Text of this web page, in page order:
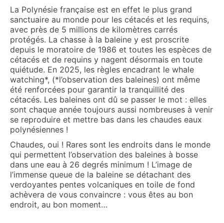
La Polynésie française est en effet le plus grand
sanctuaire au monde pour les cétacés et les requins,
avec près de 5 millions de kilomètres carrés
protégés. La chasse à la baleine y est proscrite
depuis le moratoire de 1986 et toutes les espèces de
cétacés et de requins y nagent désormais en toute
quiétude. En 2025, les règles encadrant le whale
watching*, (*l’observation des baleines) ont même
été renforcées pour garantir la tranquillité des
cétacés. Les baleines ont dû se passer le mot : elles
sont chaque année toujours aussi nombreuses à venir
se reproduire et mettre bas dans les chaudes eaux
polynésiennes !
Chaudes, oui ! Rares sont les endroits dans le monde
qui permettent l’observation des baleines à bosse
dans une eau à 26 degrés minimum ! L’image de
l’immense queue de la baleine se détachant des
verdoyantes pentes volcaniques en toile de fond
achèvera de vous convaincre : vous êtes au bon
endroit, au bon moment…